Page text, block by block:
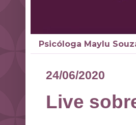
Psicóloga Maylu
24/06/2020
Live